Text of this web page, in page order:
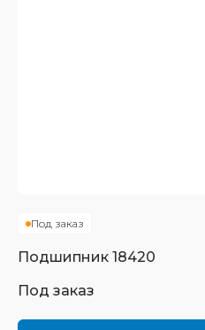
Под заказ
Подшипник 18420
Под заказ